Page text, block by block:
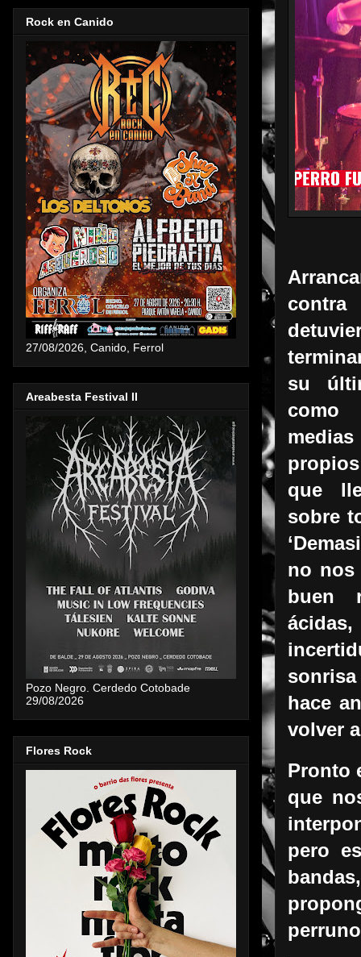
su
como
que
sobre
no nos
buen
hace
volver
Pronto
que
pero
Rock en Canido
27/08/2026, Canido, Ferrol
Areabesta Festival II
Pozo Negro. Cerdedo Cotobade
29/08/2026
Flores Rock